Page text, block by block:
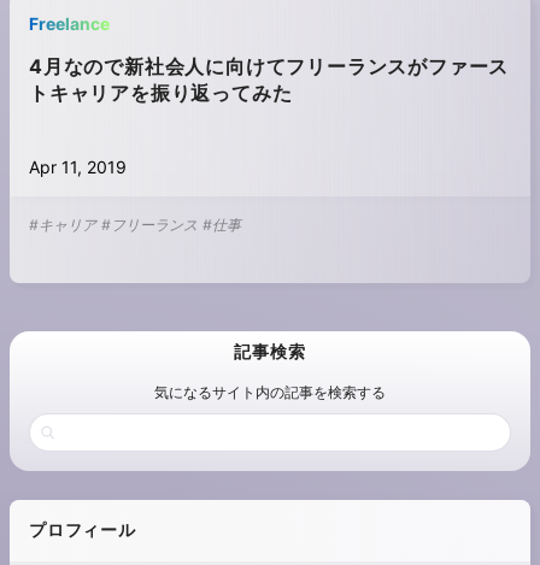
Freelance
4月なので新社会人に向けてフリーランスがファース
トキャリアを振り返ってみた
Apr 11, 2019
#キャリア #フリーランス #仕事
記事検索
気になるサイト内の記事を検索する
プロフィール